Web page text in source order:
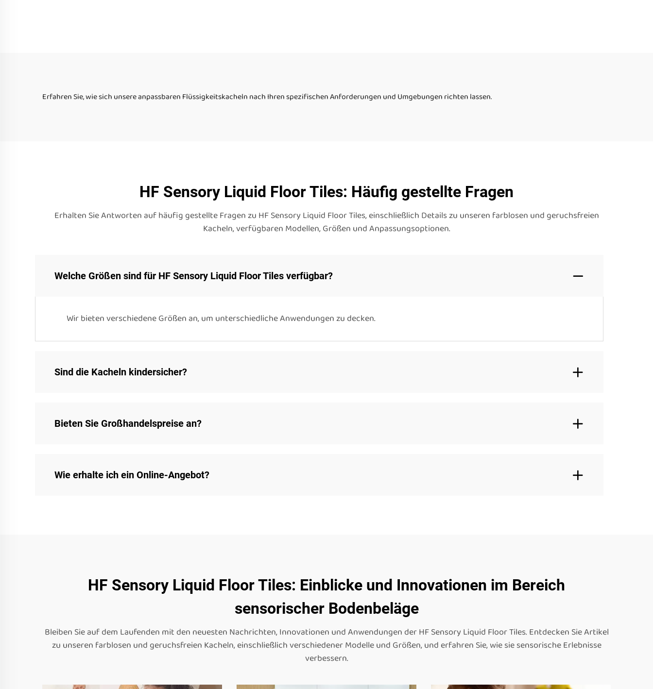
Erfahren Sie, wie sich unsere anpassbaren Flüssigkeitskacheln nach Ihren spezifischen Anforderungen und Umgebungen richten lassen.
HF Sensory Liquid Floor Tiles: Häufig gestellte Fragen
Erhalten Sie Antworten auf häufig gestellte Fragen zu HF Sensory Liquid Floor Tiles, einschließlich Details zu unseren farblosen und geruchsfreien
Kacheln, verfügbaren Modellen, Größen und Anpassungsoptionen.
Welche Größen sind für HF Sensory Liquid Floor Tiles verfügbar?
Wir bieten verschiedene Größen an, um unterschiedliche Anwendungen zu decken.
Sind die Kacheln kindersicher?
Bieten Sie Großhandelspreise an?
Wie erhalte ich ein Online-Angebot?
HF Sensory Liquid Floor Tiles: Einblicke und Innovationen im Bereich
sensorischer Bodenbeläge
Bleiben Sie auf dem Laufenden mit den neuesten Nachrichten, Innovationen und Anwendungen der HF Sensory Liquid Floor Tiles. Entdecken Sie Artikel
zu unseren farblosen und geruchsfreien Kacheln, einschließlich verschiedener Modelle und Größen, und erfahren Sie, wie sie sensorische Erlebnisse
verbessern.